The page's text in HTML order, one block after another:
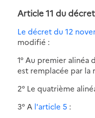
Article 11 du
Le décret du 12
modifié :
1° Au premier alinéa
est remplacée par la
2° Le quatrième
3° A l'article 5 :